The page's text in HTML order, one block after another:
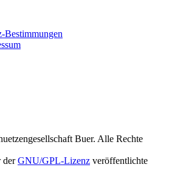
Bestimmungen
Buer. Alle Rechte
derGNU/GPL-Lizenz veröffentlichte